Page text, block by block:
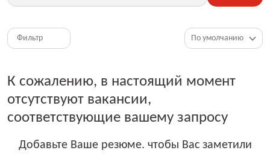
Фильтр
К сожалению, в настоящий момент
отсутствуют вакансии,
соответствующие вашему запросу
Добавьте Ваше резюме. чтобы Вас заметили